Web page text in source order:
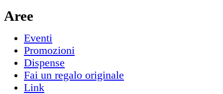
Aree
Eventi
Promozioni
Dispense
Fai un regalo originale
Link